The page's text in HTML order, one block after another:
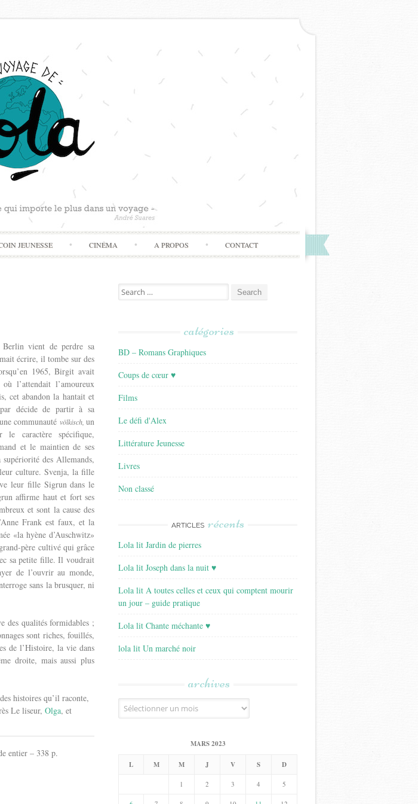
Skip
to
JEUNESSE CINÉMA A PROPOS CONTACT
Berlin vient de perdre sa
écrire, il tombe sur des
1965, Birgit avait
l’attendait l’amoureux
cet abandon la hantait et
décide de partir à sa
communauté völkisch,un
le caractère spécifique,
et le maintien de ses
des Allemands,
culture. Svenja, la fille
leur fille Sigrun dans le
affirme haut et fort ses
et sont la cause des
Frank est faux, et la
«la hyène d’Auschwitz»
père cultivé qui grâce
sa petite fille. Il voudrait
de l’ouvrir au monde,
sans la brusquer, ni
des qualités formidables ;
sont riches, fouillés,
de l’Histoire, la vie dans
droite, mais aussi plus
histoires qu’il raconte,
Le liseur, Olga, et
entier – 338 p.
Search
for:
catégories
BD – Romans Graphiques
Coups de cœur ♥
Films
Le défi d'Alex
Littérature Jeunesse
Livres
Non classé
ARTICLES récents
Lola lit Jardin de pierres
Lola lit Joseph dans la nuit ♥
Lola lit A toutes celles et ceux qui comptent mourir
un jour – guide pratique
Lola lit Chante méchante ♥
lola lit Un marché noir
archives
Archives
MARS 2023
L M M J V S D
1 2 3 4 5